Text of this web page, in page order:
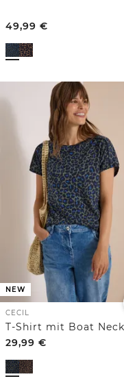
49,99 €
NEW
CECIL
29,99 €